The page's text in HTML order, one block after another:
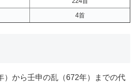
4首
）から壬申の乱（672年）までの代